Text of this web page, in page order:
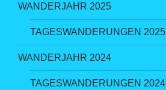
WANDERJAHR 2025
TAGESWANDERUNGEN 2025
WANDERJAHR 2024
TAGESWANDERUNGEN 2024